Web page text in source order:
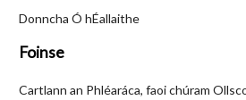
Donncha Ó hÉallaithe
Foinse
Cartlann an Phléaráca, faoi chúram